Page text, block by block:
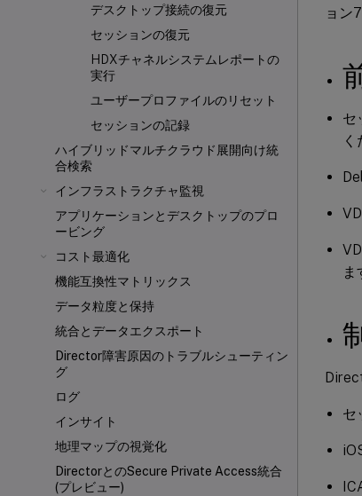
デスクトップ接続の復元
セッションの復元
HDXチャネルシステムレポートの
実行
ユーザープロファイルのリセット
セッションの記録
ハイブリッドマルチクラウド展開向け統
合検索
インフラストラクチャ監視
アプリケーションとデスクトップのプロ
ービング
コスト最適化
機能互換性マトリックス
データ粒度と保持
統合とデータエクスポート
Director障害原因のトラブルシューティン
グ
ログ
インサイト
地理マップの視覚化
DirectorとのSecure Private Access統合
(プレビュー)
ョン
セ
く
ま
セ